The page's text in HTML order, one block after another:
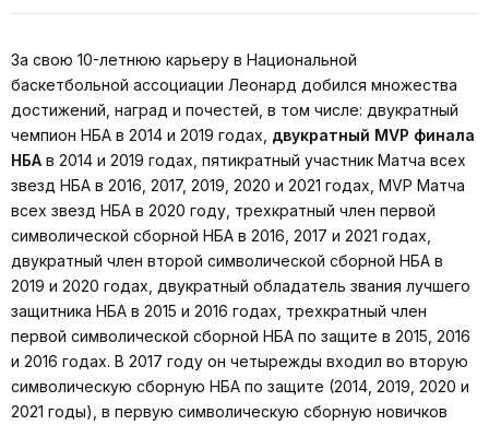
За свою 10-летнюю карьеру в Национальной
баскетбольной ассоциации Леонард добился множества
достижений, наград и почестей, в том числе: двукратный
чемпион НБА в 2014 и 2019 годах, двукратный MVP финала
НБА в 2014 и 2019 годах, пятикратный участник Матча всех
звезд НБА в 2016, 2017, 2019, 2020 и 2021 годах, MVP Матча
всех звезд НБА в 2020 году, трехкратный член первой
символической сборной НБА в 2016, 2017 и 2021 годах,
двукратный член второй символической сборной НБА в
2019 и 2020 годах, двукратный обладатель звания лучшего
защитника НБА в 2015 и 2016 годах, трехкратный член
первой символической сборной НБА по защите в 2015, 2016
и 2016 годах. В 2017 году он четырежды входил во вторую
символическую сборную НБА по защите (2014, 2019, 2020 и
2021 годы), в первую символическую сборную новичков